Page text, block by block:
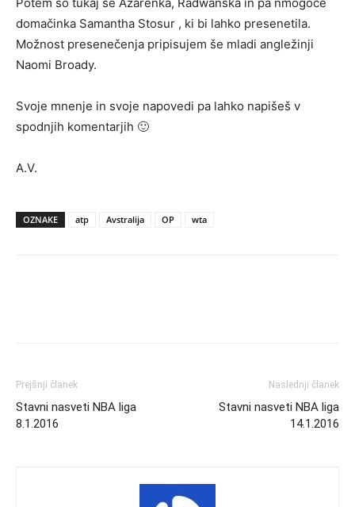
domačinka Samantha Stosur , ki bi lahko presenetila.
Možnost presenečenja pripisujem še mladi angležinji
Naomi Broady.
Svoje mnenje in svoje napovedi pa lahko napišeš v
spodnjih komentarjih 🙂
A.V.
OZNAKE atp Avstralija OP wta
Prejšnji članek
Stavni nasveti NBA liga
8.1.2016
Naslednji članek
Stavni nasveti NBA liga
14.1.2016